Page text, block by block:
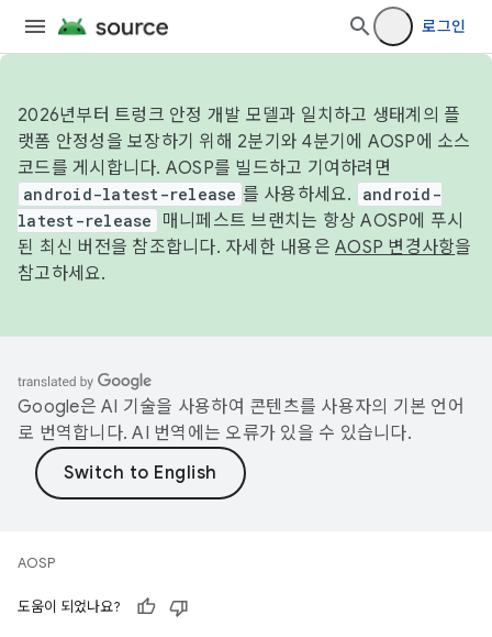
로그인
2026년부터 트렁크 안정 개발 모델과 일치하고 생태계의 플
랫폼 안정성을 보장하기 위해 2분기와 4분기에 AOSP에 소스
코드를 게시합니다. AOSP를 빌드하고 기여하려면
android-latest-release 를 사용하세요.
android-
latest-release
매니페스트 브랜치는 항상 AOSP에 푸시
된 최신 버전을 참조합니다. 자세한 내용은 AOSP 변경사항을
참고하세요.
Google은 AI 기술을 사용하여 콘텐츠를 사용자의 기본 언어
로 번역합니다. AI 번역에는 오류가 있을 수 있습니다.
AOSP
도움이 되었나요?